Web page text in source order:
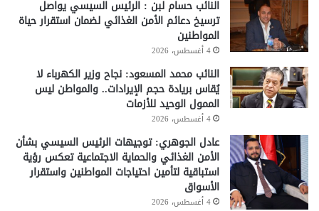
النائب حسام لبن : الرئيس السيسي يواصل
ترسيخ دعائم الأمن الغذائي لضمان استقرار حياة
المواطنين
4 أغسطس، 2026
النائب محمد المسعود: نجاح وزير الكهرباء لا
يُقاس بريادة حجم الإيرادات.. والمواطن ليس
الممول الوحيد للأزمات
4 أغسطس، 2026
عادل الجوهري: توجيهات الرئيس السيسي بشأن
الأمن الغذائي والحماية الاجتماعية تعكس رؤية
استباقية لتأمين احتياجات المواطنين واستقرار
الأسواق
4 أغسطس، 2026